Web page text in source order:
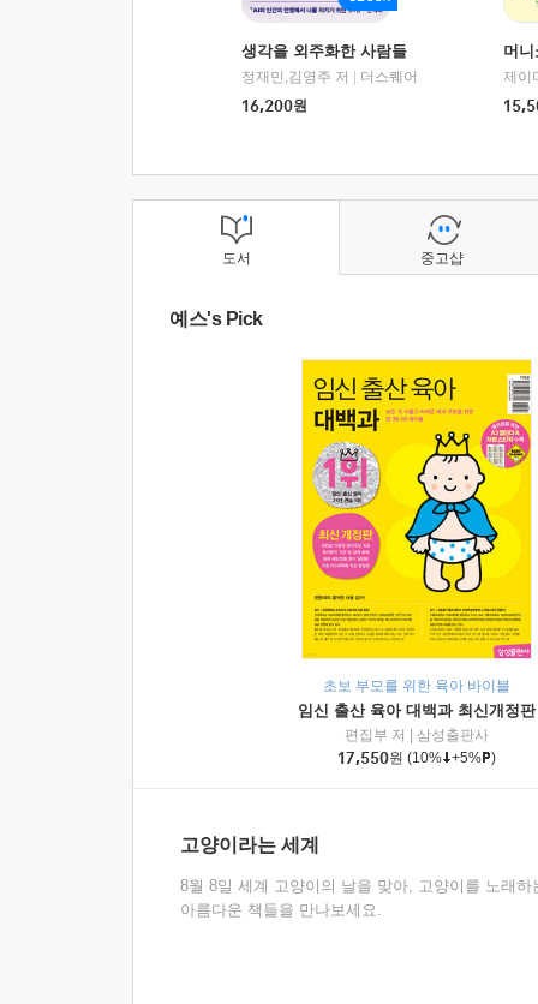
생각을 외주화한 사람들
정재민,김영주 저
더스퀘어
16,200원
머
도서
예스's Pick
초보 부모를 위한 육아 바이블
임신 출산 육아 대백과 최신개정판
편집부 저
삼성출판사
17,550원 (10% +5% )
고양이라는 세계
8월 8일 세계 고양이의 날을 맞아, 고양이를 노래하
아름다운 책들을 만나보세요.
중고샵